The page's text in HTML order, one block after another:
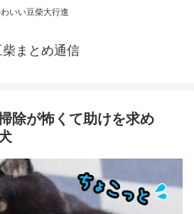
いい豆柴大行進
柴まとめ通信
除が怖くて助けを求め